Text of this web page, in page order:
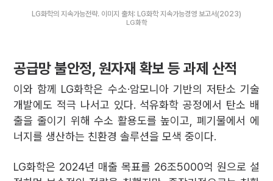
LG화학의 지속가능전략. 이미지 출처: LG화학 지속가능경영 보고서(2023)
LG화학
공급망 불안정, 원자재 확보 등 과제 산적
이와 함께 LG화학은 수소·암모니아 기반의 저탄소 기술
개발에도 적극 나서고 있다. 석유화학 공정에서 탄소 배
출을 줄이기 위해 수소 활용도를 높이고, 폐기물에서 에
너지를 생산하는 친환경 솔루션을 모색 중이다.
LG화학은 2024년 매출 목표를 26조5000억 원으로 설